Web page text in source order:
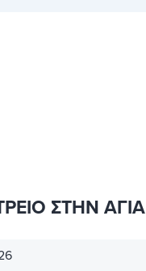
ΣΤΗΝ ΑΓΙΑ